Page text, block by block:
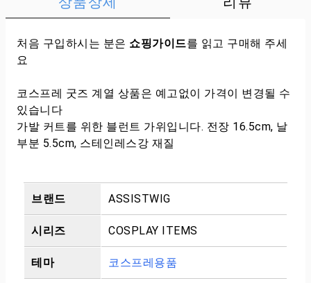
처음 구입하시는 분은 쇼핑가이드를 읽고 구매해 주세
요
코스프레 굿즈 계열 상품은 예고없이 가격이 변경될 수
있습니다
가발 커트를 위한 블런트 가위입니다. 전장 16.5cm, 날
부분 5.5cm, 스테인레스강 재질
브랜드 ASSISTWIG
시리즈 COSPLAY ITEMS
테마 코스프레용품